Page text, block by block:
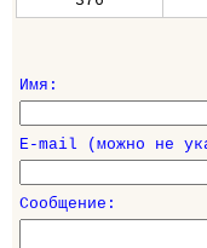
Имя:
E-mail (можно не
Сообщение: